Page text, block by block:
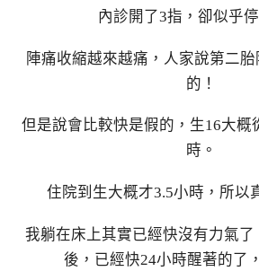
內診開了3指，卻似乎停
陣痛收縮越來越痛，人家說第二
的！
但是說會比較快是假的，生16大概
時。
住院到生大概才3.5小時，所以
我躺在床上其實已經快沒有力氣了
後，已經快24小時醒著的了